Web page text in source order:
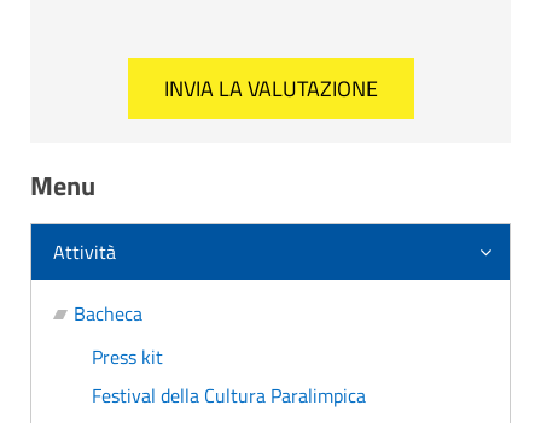
Menu
Attività
Bacheca
Press kit
Festival della Cultura Paralimpica